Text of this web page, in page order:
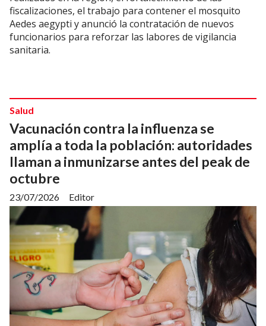
fiscalizaciones, el trabajo para contener el mosquito
Aedes aegypti y anunció la contratación de nuevos
funcionarios para reforzar las labores de vigilancia
sanitaria.
Vacunación contra la influenza se
amplía a toda la población: autoridades
llaman a inmunizarse antes del peak de
octubre
Editor
Salud
23/07/2026